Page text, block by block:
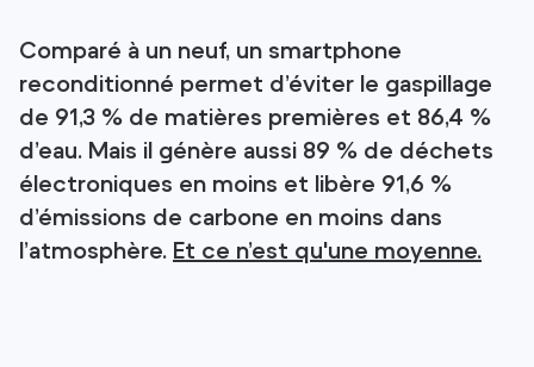
Comparé à un neuf, un smartphone
reconditionné permet d’éviter le gaspillage
de 91,3 % de matières premières et 86,4 %
d’eau. Mais il génère aussi 89 % de déchets
électroniques en moins et libère 91,6 %
d’émissions de carbone en moins dans
l’atmosphère. Et ce n’est qu'une moyenne.